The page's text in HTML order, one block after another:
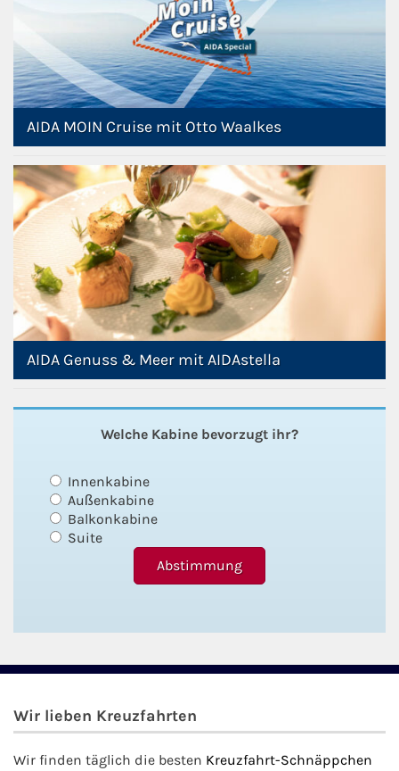
Flusskreuzfahrten
A-ROSA Flusskreuzfahrten
VIVA Cruises Flusskreuzfahrten
nicko cruises Flusskreuzfahrten
Plantours Flusskreuzfahrten
1AVista Flusskreuzfahrten
Phoenix Reisen Flusskreuzfahrten
Last Minute Flusskreuzfahrten
Fähren
DFDS Seaways
Fähre nach Dänemark
AIDA MOIN Cruise mit Otto Waalkes
AIDA Genuss & Meer mit AIDAstella
Welche Kabine bevorzugt ihr?
Innenkabine
Außenkabine
Balkonkabine
Suite
Wir lieben Kreuzfahrten
Wir finden täglich die besten Kreuzfahrt-Schnäppchen